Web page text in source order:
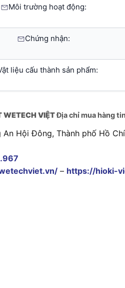
Môi trường hoạt động:
Chứng nhận:
liệu cấu thành sản phẩm:
WETECH VIỆTĐịa chỉ mua hàng
Hội Đông, Thành phố Hồ
– https://hioki-